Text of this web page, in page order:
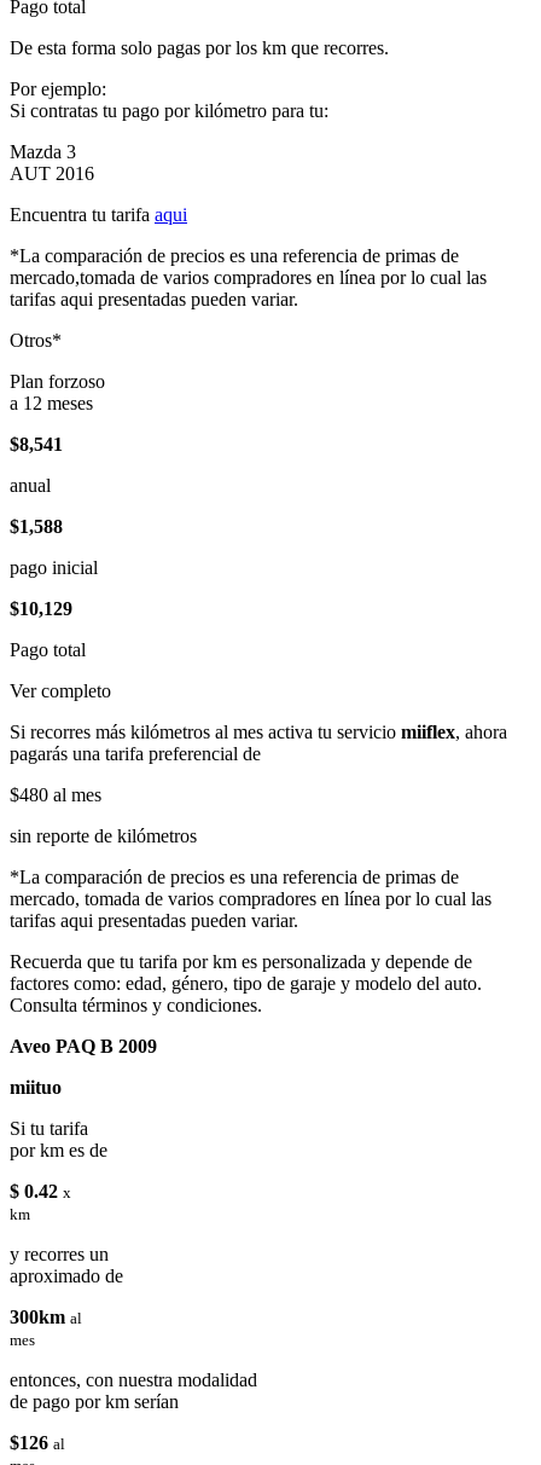
Pago total
De esta forma solo pagas por los km que recorres.
Por ejemplo:
Si contratas tu pago por kilómetro para tu:
Mazda 3
AUT 2016
Encuentra tu tarifa aqui
*La comparación de precios es una referencia de primas de
mercado,tomada de varios compradores en línea por lo cual las
tarifas aqui presentadas pueden variar.
Otros*
Plan forzoso
a 12 meses
$8,541
anual
$1,588
pago inicial
$10,129
Pago total
Ver completo
Si recorres más kilómetros al mes activa tu servicio miiflex, ahora
pagarás una tarifa preferencial de
$480 al mes
sin reporte de kilómetros
*La comparación de precios es una referencia de primas de
mercado, tomada de varios compradores en línea por lo cual las
tarifas aqui presentadas pueden variar.
Recuerda que tu tarifa por km es personalizada y depende de
factores como: edad, género, tipo de garaje y modelo del auto.
Consulta términos y condiciones.
Aveo PAQ B 2009
miituo
Si tu tarifa
por km es de
$ 0.42 x
km
y recorres un
aproximado de
300km al
mes
entonces, con nuestra modalidad
de pago por km serían
$126 al